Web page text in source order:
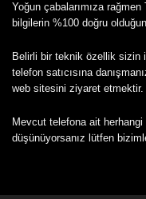
Yoğun çabalarımıza
bilgilerin %100 doğru
Belirli bir teknik özellik sizin
telefon satıcısına
web sitesini ziyaret etmektir.
Mevcut telefona ait
düşünüyorsanız lütfen